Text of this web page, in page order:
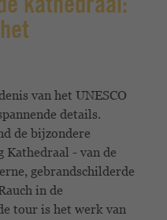
kathedraal:
van het UNESCO
details.
de bijzondere
Kathedraal - van de
gebrandschilderde
in de
tour is het werk van